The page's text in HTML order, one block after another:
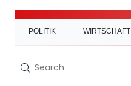
POLITIK WIRTSCHAFT